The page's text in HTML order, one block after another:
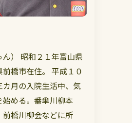
ん） 昭和２１年富山県
橋市在住。 平成１０
月の入院生活中、気
める。番傘川柳本
橋川柳会などに所